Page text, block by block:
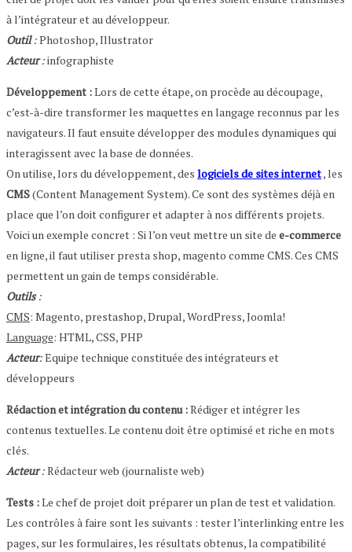
à l’intégrateur et au développeur.
Outil:Photoshop, Illustrator
Acteur:infographiste
Développement :Lors de cette étape, on procède au découpage,
c’est-à-dire transformer les maquettes en langage reconnus par les
navigateurs. Il faut ensuite développer des modules dynamiques qui
interagissent avec la base de données.
On utilise, lors du développement, des logiciels de sites internet, les
CMS(Content Management System). Ce sont des systèmes déjà en
place que l’on doit configurer et adapter à nos différents projets.
Voici un exemple concret : Si l’on veut mettre un site de e-commerce
en ligne, il faut utiliser presta shop, magento comme CMS. Ces CMS
permettent un gain de temps considérable.
Outils:
CMS: Magento, prestashop, Drupal, WordPress, Joomla!
Language: HTML, CSS, PHP
Acteur:Equipe technique constituée des intégrateurs et
développeurs
Rédaction et intégration du contenu :Rédiger et intégrer les
contenus textuelles. Le contenu doit être optimisé et riche en mots
clés.
Acteur:Rédacteur web (journaliste web)
Tests :Le chef de projet doit préparer un plan de test et validation.
Les contrôles à faire sont les suivants : tester l’interlinking entre les
pages, sur les formulaires, les résultats obtenus, la compatibilité